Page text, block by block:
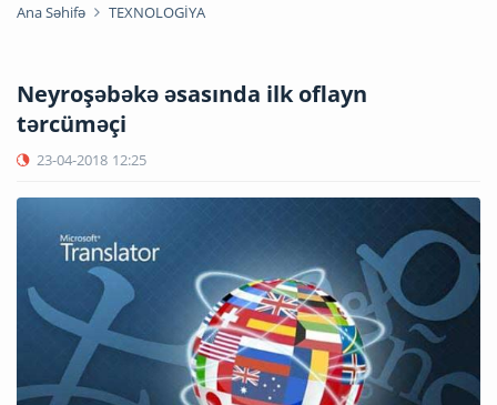
Ana Səhifə TEXNOLOGİYA
Neyroşəbəkə əsasında ilk oflayn
tərcüməçi
23-04-2018 12:25